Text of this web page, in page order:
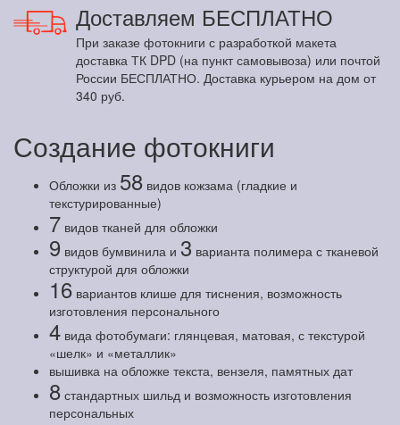
Доставляем БЕСПЛАТНО
При заказе фотокниги с разработкой макета
доставка ТК DPD (на пункт самовывоза) или почтой
России БЕСПЛАТНО. Доставка курьером на дом от
340 руб.
Создание фотокниги
Обложки из 58 видов кожзама (гладкие и
текстурированные)
7 видов тканей для обложки
9 видов бумвинила и 3 варианта полимера с тканевой
структурой для обложки
16 вариантов клише для тиснения, возможность
изготовления персонального
4 вида фотобумаги: глянцевая, матовая, с текстурой
«шелк» и «металлик»
вышивка на обложке текста, вензеля, памятных дат
8 стандартных шильд и возможность изготовления
персональных